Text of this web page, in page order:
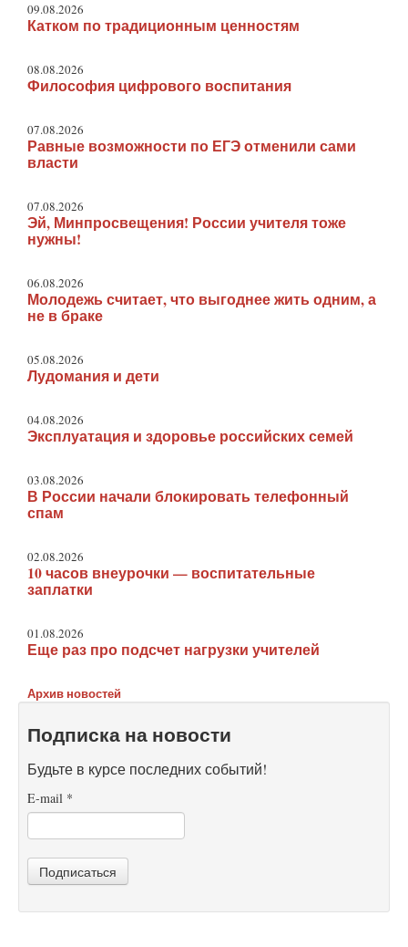
09.08.2026
Катком по традиционным ценностям
08.08.2026
Философия цифрового воспитания
07.08.2026
Равные возможности по ЕГЭ отменили сами
власти
07.08.2026
Эй, Минпросвещения! России учителя тоже
нужны!
06.08.2026
Молодежь считает, что выгоднее жить одним, а
не в браке
05.08.2026
Лудомания и дети
04.08.2026
Эксплуатация и здоровье российских семей
03.08.2026
В России начали блокировать телефонный
спам
02.08.2026
10 часов внеурочки — воспитательные
заплатки
01.08.2026
Еще раз про подсчет нагрузки учителей
Архив новостей
Подписка на новости
Будьте в курсе последних событий!
E-mail *
Подписаться